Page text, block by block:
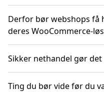
Derfor bør webshops
deres WooCommerce-
Sikker nethandel gør
Ting du bør vide før du